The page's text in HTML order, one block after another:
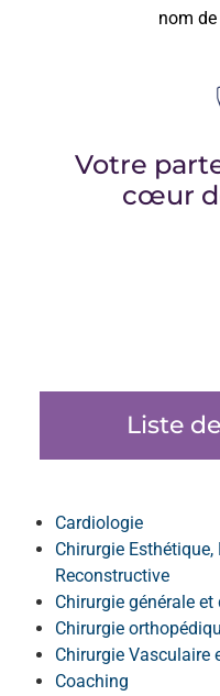
nom
Votre
cœur
Liste
Cardiologie
Chirurgie
Reconstructive
Chirurgie générale
Chirurgie
Chirurgie Vasculaire
Coaching